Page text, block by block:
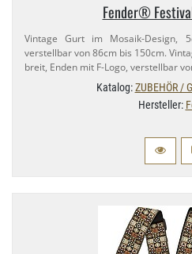
Fender®
Vintage Gurt im Mosaik-​Design,
verstellbar von 86cm bis 150cm.
breit, Enden mit F-​Logo, verstellbar
Katalog:ZUBEHÖR /
Hersteller: